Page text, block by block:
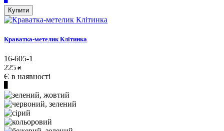
Купити
Краватка-метелик Клітинка
16-605-1
225 ₴
Є в наявності